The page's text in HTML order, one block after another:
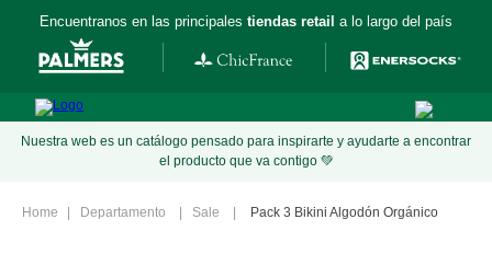
Encuentranos en las principales tiendas retail a lo largo del país
Nuestra web es un catálogo pensado para inspirarte y ayudarte a encontrar
el producto que va contigo 💚
Departamento Sale Pack 3 Bikini Algodón Orgánico